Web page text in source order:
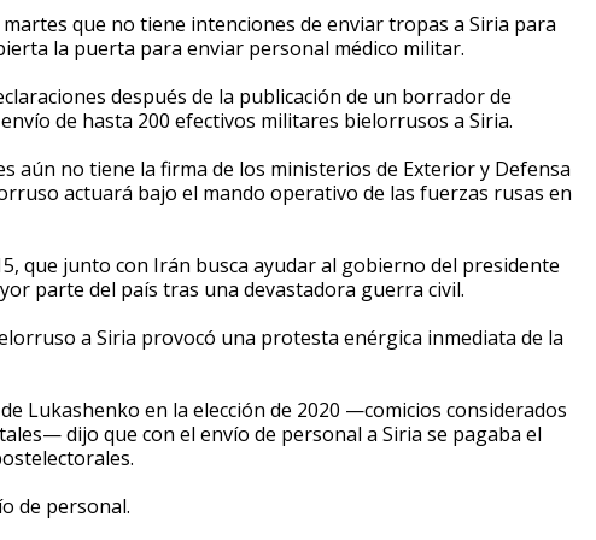
que no tiene intenciones de enviar tropas a Siria para
la puerta para enviar personal médico militar.
después de la publicación de un borrador de
de hasta 200 efectivos militares bielorrusos a Siria.
aún no tiene la firma de los ministerios de Exterior y Defensa
actuará bajo el mando operativo de las fuerzas rusas en
que junto con Irán busca ayudar al gobierno del presidente
parte del país tras una devastadora guerra civil.
a Siria provocó una protesta enérgica inmediata de la
Lukashenko en la elección de 2020 —comicios considerados
dijo que con el envío de personal a Siria se pagaba el
de personal.